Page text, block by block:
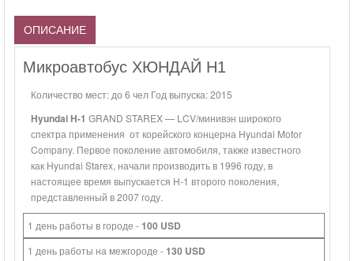
ОПИСАНИЕ
Микроавтобус ХЮНДАЙ H1
Количество мест: до 6 чел Год выпуска: 2015
Hyundai H-1 GRAND STAREX — LCV/минивэн широкого
спектра применения от корейского концерна Hyundai Motor
Company. Первое поколение автомобиля, также известного
как Hyundai Starex, начали производить в 1996 году, в
настоящее время выпускается H-1 второго поколения,
представленный в 2007 году.
1 день работы в городе - 100 USD
1 день работы на межгороде - 130 USD